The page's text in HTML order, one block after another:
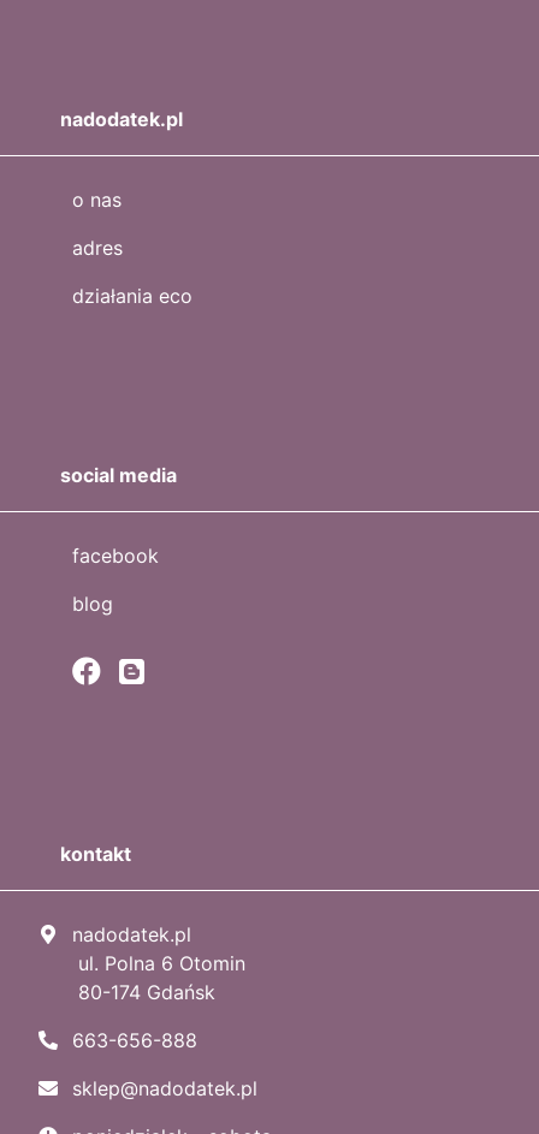
nadodatek.pl
o nas
adres
działania eco
social media
facebook
blog
kontakt
nadodatek.pl
ul. Polna 6 Otomin
80-174 Gdańsk
663-656-888
sklep@nadodatek.pl